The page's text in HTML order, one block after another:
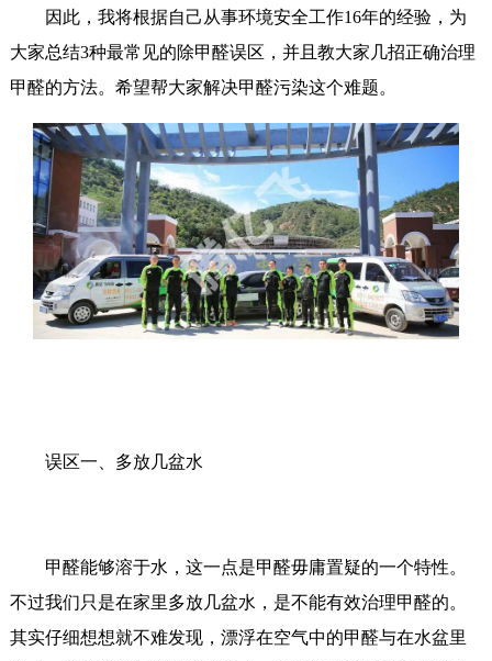
因此，我将根据自己从事环境安全工作16年的经验，为
大家总结3种最常见的除甲醛误区，并且教大家几招正确治理
甲醛的方法。希望帮大家解决甲醛污染这个难题。
误区一、多放几盆水
甲醛能够溶于水，这一点是甲醛毋庸置疑的一个特性。
不过我们只是在家里多放几盆水，是不能有效治理甲醛的。
其实仔细想想就不难发现，漂浮在空气中的甲醛与在水盆里